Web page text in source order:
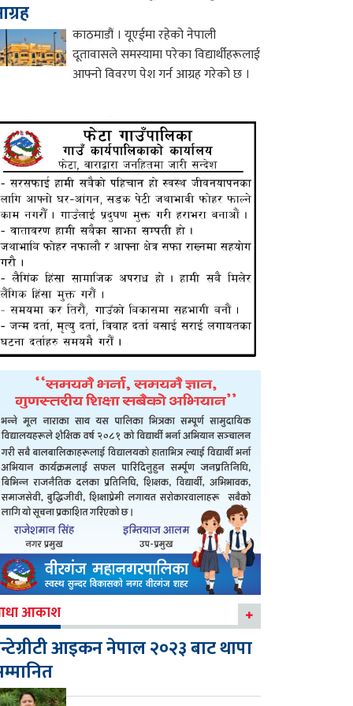
काठमाडौं । यूएईमा रहेको नेपाली
दूतावासले समस्यामा परेका विद्यार्थीहरूलाई
आफ्नो विवरण पेश गर्न आग्रह गरेको छ ।
आकाश
आइकन नेपाल २०२३ बाट थापा